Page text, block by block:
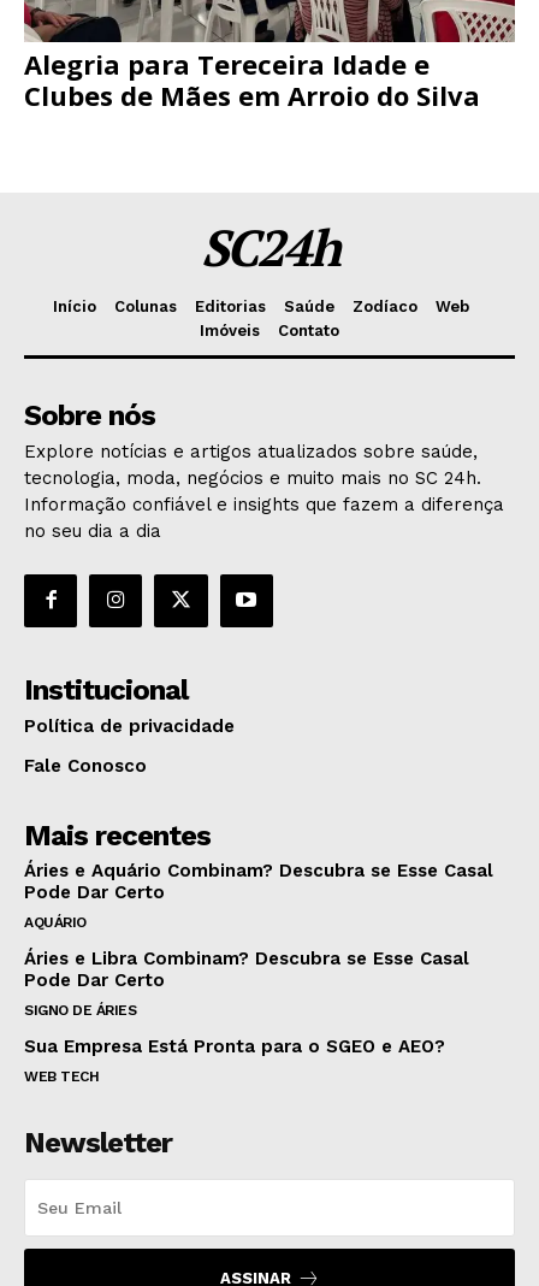
Alegria para Tereceira Idade e
Clubes de Mães em Arroio do Silva
SC24h
Início Colunas Editorias Saúde Zodíaco
Web
Imóveis
Contato
Sobre nós
Explore notícias e artigos atualizados sobre saúde,
tecnologia, moda, negócios e muito mais no SC 24h.
Informação confiável e insights que fazem a diferença
no seu dia a dia
Institucional
Política de privacidade
Fale Conosco
Mais recentes
Áries e Aquário Combinam? Descubra se Esse Casal
Pode Dar Certo
AQUÁRIO
Áries e Libra Combinam? Descubra se Esse Casal
Pode Dar Certo
SIGNO DE ÁRIES
Sua Empresa Está Pronta para o SGEO e AEO?
WEB TECH
Newsletter
ASSINAR